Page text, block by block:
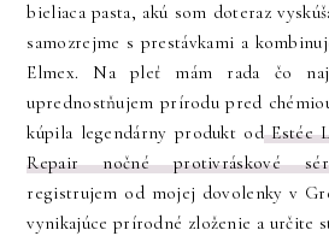
bieliaca pasta, akú som doteraz
samozrejme s prestávkami a
Elmex. Na pleť mám rada čo
uprednostňujem prírodu pred
kúpila legendárny produkt odEstée
Repair nočné protivráskové
registrujem od mojej dovolenky v
vynikajúce prírodné zloženie a určite